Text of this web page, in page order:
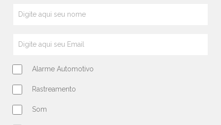
Alarme Automotivo
Rastreamento
Som